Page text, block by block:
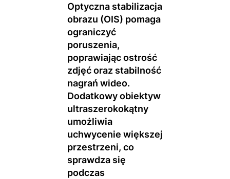
Optyczna stabilizacja
obrazu (OIS) pomaga
ograniczyć
poruszenia,
poprawiając ostrość
zdjęć oraz stabilność
nagrań wideo.
Dodatkowy obiektyw
ultraszerokokątny
umożliwia
uchwycenie większej
przestrzeni, co
sprawdza się
podczas